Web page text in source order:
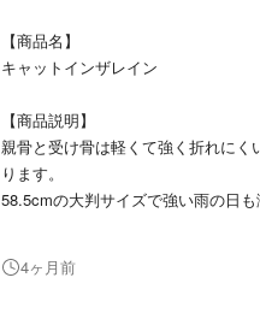
【商品名】
キャットインザレイン
【商品説明】
親骨と受け骨は軽くて強く折れに
ります。
58.5cmの大判サイズで強い雨の日も
傘生地：ポリエチレン、骨組み：グ
4ヶ月前